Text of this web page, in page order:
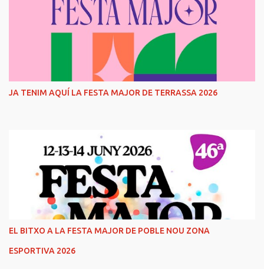
JA TENIM AQUÍ LA FESTA MAJOR DE TERRASSA 2026
EL BITXO A LA FESTA MAJOR DE POBLE NOU ZONA
ESPORTIVA 2026